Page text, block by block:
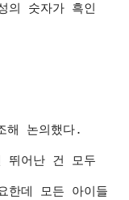
의 숫자가 흑인
해 논의했다.
뛰어난 건 모두
한데 모든 아이들